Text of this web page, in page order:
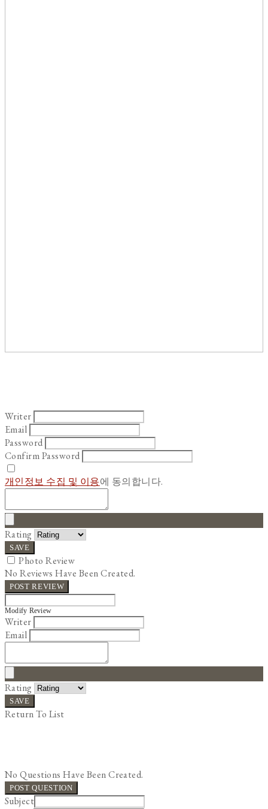
Writer
Email
Password
Confirm Password
개인정보 수집 및 이용에 동의합니다.
Rating
SAVE
Photo Review
No Reviews Have Been Created.
POST REVIEW
Modify Review
Writer
Email
Rating
SAVE
Return To List
No Questions Have Been Created.
POST QUESTION
Subject